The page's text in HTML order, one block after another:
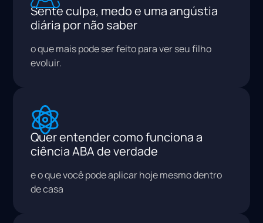
Sente culpa, medo e uma angústia
diária por não saber
o que mais pode ser feito para ver seu filho
evoluir.
Quer entender como funciona a
ciência ABA de verdade
e o que você pode aplicar hoje mesmo dentro
de casa